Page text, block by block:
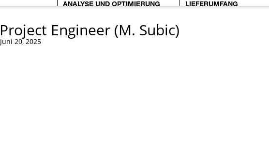
ANALYSE UND OPTIMIERUNG
SCALE-UP
LIEFERUMFANG
Engineer (M. Subic)
Juni 20, 2025